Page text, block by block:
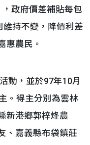
政府價差補貼每包
持不變，降價利差
惠農民。
動，並於97年10月
。得主分別為雲林
新港鄉郭梓烽農
、嘉義縣布袋鎮莊